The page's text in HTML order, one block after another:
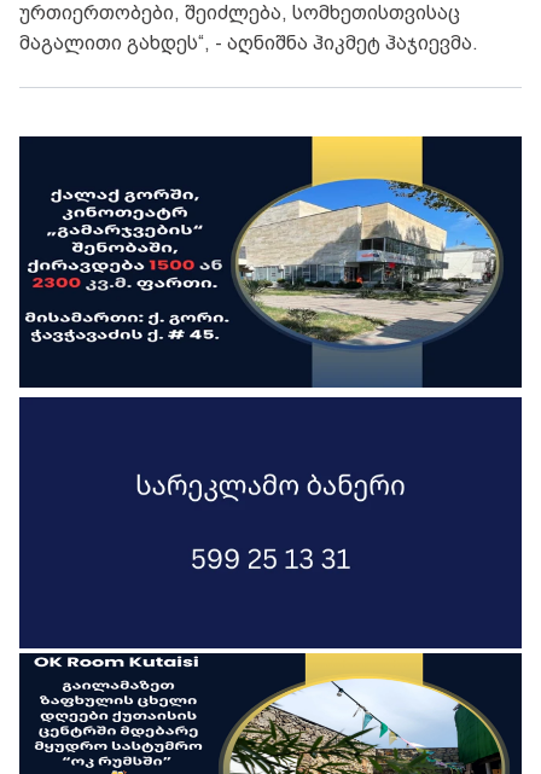
ურთიერთობები, შეიძლება, სომხეთისთვისაც
მაგალითი გახდეს“, - აღნიშნა ჰიკმეტ ჰაჯიევმა.